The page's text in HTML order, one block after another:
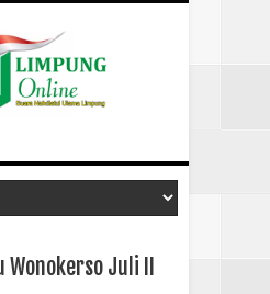
Wonokerso Juli II